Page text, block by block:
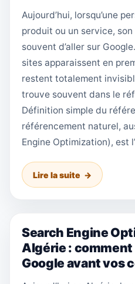
Aujourd’hui, lorsqu’une
produit ou un service,
souvent d’aller sur
sites apparaissent en
restent totalement
trouve souvent dans le
Définition simple du
référencement naturel,
Engine Optimization), est
Lire la suite
Search Engine
Algérie :
Google avant vos